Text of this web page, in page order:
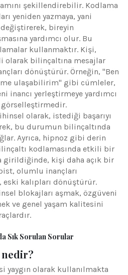
şekillendirebilir. Kodlama
yeniden yazmaya, yani
bireyin
yardımcı olur. Bu
kullanmaktır. Kişi,
bilinçaltına mesajlar
dönüştürür. Örneğin, "Ben
ulaşabilirim" gibi cümleler,
inancı yerleştirmeye yardımcı
olarak, istediği başarıyı
bu durumun bilinçaltında
Ayrıca, hipnoz gibi derin
kodlamasında etkili bir
girildiğinde, kişi daha açık bir
olumlu inançları
kalıpları dönüştürür.
blokajları aşmak, özgüveni
ve genel yaşam kalitesini
Sık Sorulan Sorular
yaygın olarak kullanılmakta